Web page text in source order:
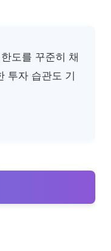
도를 꾸준히 채
투자 습관도 기